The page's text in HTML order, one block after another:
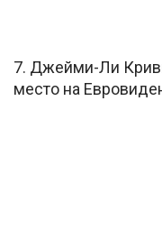
7. Джейми-Ли
место на